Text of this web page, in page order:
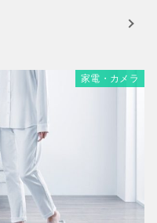
家電・カメラ